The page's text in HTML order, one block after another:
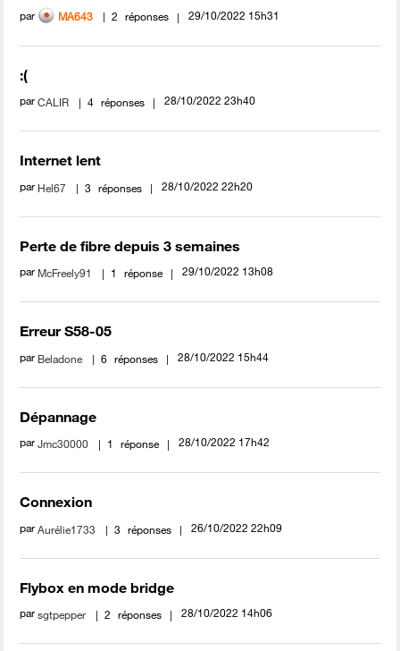
par MA643 2 réponses ‎29/10/2022 15h31
:(
parCALIR 4 réponses ‎28/10/2022 23h40
Internet lent
par Hel67 3 réponses ‎28/10/2022 22h20
Perte de fibre depuis 3 semaines
par McFreely91 1 réponse ‎29/10/2022 13h08
Erreur S58-05
par Beladone 6 réponses ‎28/10/2022 15h44
Dépannage
parJmc30000 1 réponse ‎28/10/2022 17h42
Connexion
parAurélie1733 3 réponses ‎26/10/2022 22h09
Flybox en mode bridge
parsgtpepper 2 réponses ‎28/10/2022 14h06